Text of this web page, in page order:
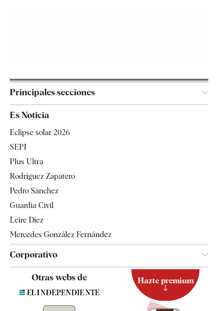
Principales secciones
España
Internacional
Tendencias
Es Noticia
Eclipse solar 2026
SEPI
Plus Ultra
Rodríguez Zapatero
Pedro Sánchez
Guardia Civil
Leire Díez
Mercedes González Fernández
Corporativo
Contacto
Otras webs de Hazte premium